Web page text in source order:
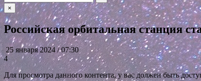
×
Российская орбитальная станция
25 января 2024 / 07:30
4
Для просмотра данного контента, у вас должен быть